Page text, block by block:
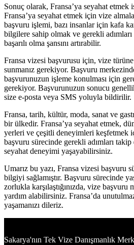
Sonuç olarak, Fransa’ya seyahat etmek
Fransa’ya seyahat etmek için vize
başvuru işlemi, bazı insanlar için kafa
bilgilere sahip olmak ve gerekli
başarılı olma şansını artırabilir.
Fransa vizesi başvurusu için, vize
sunmanız gerekiyor. Başvuru
başvurunuzun işleme konulması için
gerekiyor. Başvurunuzun sonucu
size e-posta veya SMS yoluyla bildirilir.
Fransa, tarih, kültür, moda, sanat ve
bir ülkedir. Fransa’ya seyahat etmek,
yerleri ve çeşitli deneyimleri keşfetmek
başvuru sürecinde gerekli adımları
seyahat deneyimi yaşayabilirsiniz.
Umarız bu yazı, Fransa vizesi başvuru
bilgiyi sağlamıştır. Başvuru sürecinde
zorlukla karşılaştığınızda, vize başvuru
yardım alabilirsiniz. Fransa’da
yaşamanızı dileriz.
Sakarya'nın Tek Vize Danışmanlık